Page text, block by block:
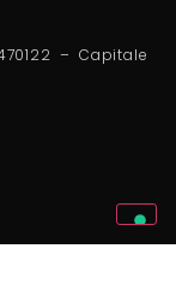
– Capitale